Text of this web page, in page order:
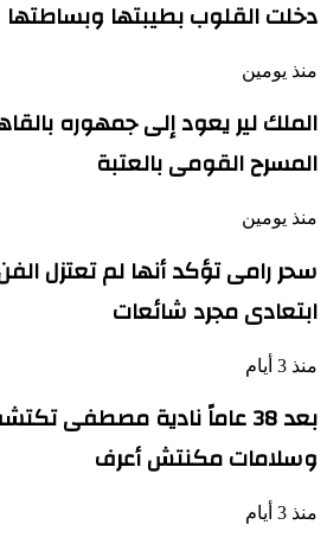
دخلت القلوب بطيبتها وبساطتها
منذ يومين
الملك لير يعود إلى جمهوره
المسرح القومى بالعتبة
منذ يومين
سحر رامى تؤكد أنها لم تعتزل
ابتعادى مجرد شائعات
منذ 3 أيام
بعد 38 عاماً نادية مصطفى
وسلامات مكنتش أعرف
منذ 3 أيام